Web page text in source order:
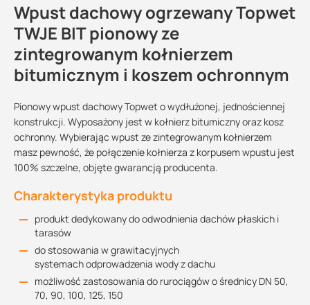
Wpust dachowy ogrzewany Topwet
TWJE BIT pionowy ze
zintegrowanym kołnierzem
bitumicznym i koszem ochronnym
Pionowy wpust dachowy Topwet o wydłużonej, jednościennej
konstrukcji. Wyposażony jest w kołnierz bitumiczny oraz kosz
ochronny. Wybierając wpust ze zintegrowanym kołnierzem
masz pewność, że połączenie kołnierza z korpusem wpustu jest
100% szczelne, objęte gwarancją producenta.
Charakterystyka produktu
produkt dedykowany do odwodnienia dachów płaskich i
tarasów
do stosowania w grawitacyjnych
systemach odprowadzenia wody z dachu
możliwość zastosowania do rurociągów o średnicy DN 50,
70, 90, 100, 125, 150